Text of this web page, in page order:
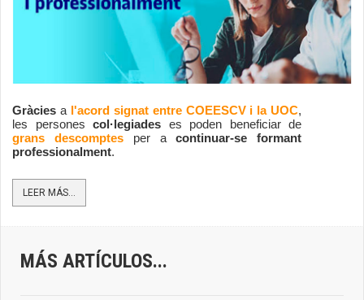
Gràcies a l'acord signat entre COEESCV i la UOC,
les persones col·legiades
grans descomptes per a continuar-se formant
professionalment.
LEER MÁS...
MÁS ARTÍCULOS...